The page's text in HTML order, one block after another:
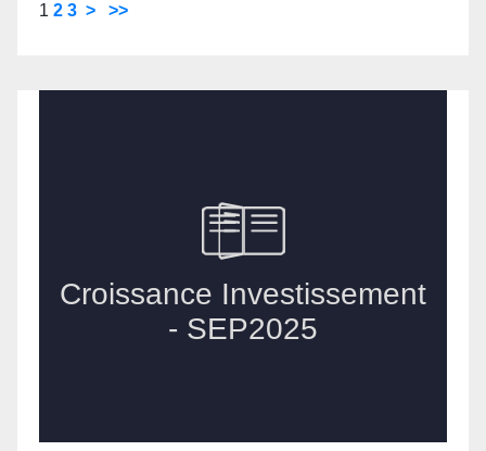
1 2 3 > >>